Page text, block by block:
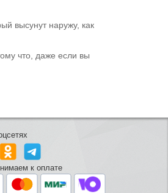
высунут наружу, как
что, даже если вы
к оплате